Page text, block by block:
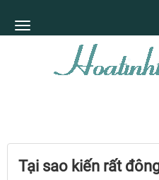
Tại sao kiến rất